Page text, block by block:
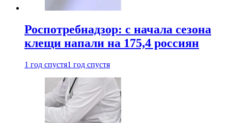
Роспотребнадзор: с начала сезона
клещи напали на 175,4 россиян
1 год спустя1 год спустя